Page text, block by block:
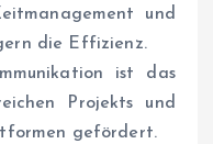
und
die Effizienz.
ist das
Projekts und
gefördert.